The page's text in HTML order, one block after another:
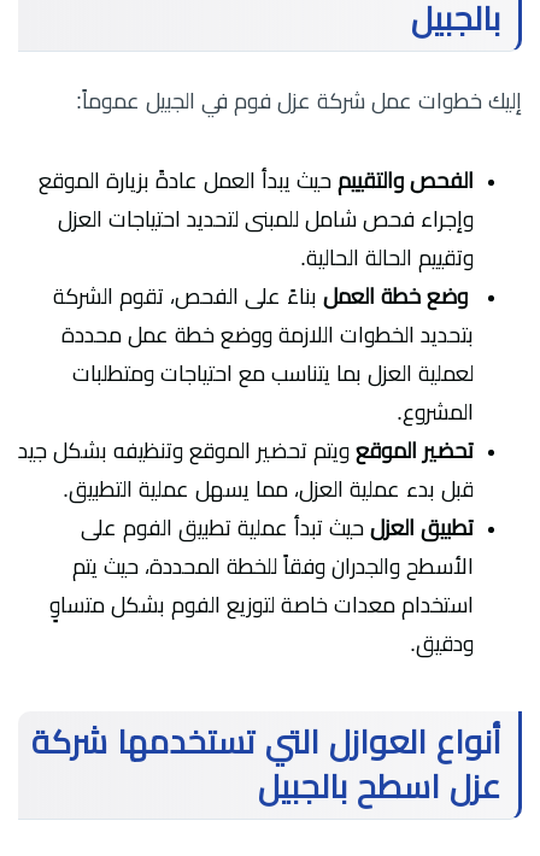
بالجبيل
إليك خطوات عمل شركة عزل فوم في الجبيل عموماً:
الفحص والتقييمحيثيبدأ العمل عادةً بزيارة الموقع
وإجراء فحص شامل للمبنى لتحديد احتياجات العزل
وتقييم الحالة الحالية.
وضع خطة العملبناءً على الفحص، تقوم الشركة
بتحديد الخطوات اللازمة ووضع خطة عمل محددة
لعملية العزل بما يتناسب مع احتياجات ومتطلبات
المشروع.
تحضير الموقعويتم تحضير الموقع وتنظيفه بشكل جيد
قبل بدء عملية العزل، مما يسهل عملية التطبيق.
تطبيق العزلحيثتبدأ عملية تطبيق الفوم على
الأسطح والجدران وفقاً للخطة المحددة، حيث يتم
استخدام معدات خاصة لتوزيع الفوم بشكل متساوٍ
ودقيق.
أنواع العوازل التي تستخدمها شركة
عزل اسطح بالجبيل